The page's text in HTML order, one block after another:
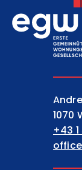
1070
+43